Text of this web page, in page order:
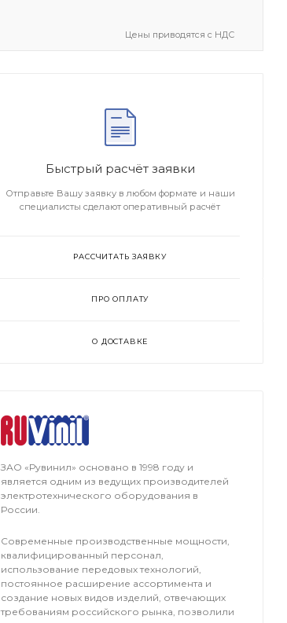
Цены приводятся с НДС
Быстрый расчёт заявки
Отправьте Вашу заявку в любом формате и наши
специалисты сделают оперативный расчёт
РАССЧИТАТЬ ЗАЯВКУ
ПРО ОПЛАТУ
О ДОСТАВКЕ
ЗАО «Рувинил» основано в 1998 году и
является одним из ведущих производителей
электротехнического оборудования в
России.
Современные производственные мощности,
квалифицированный персонал,
использование передовых технологий,
постоянное расширение ассортимента и
создание новых видов изделий, отвечающих
требованиям российского рынка, позволили